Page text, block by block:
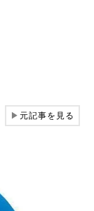
▶元記事を見る